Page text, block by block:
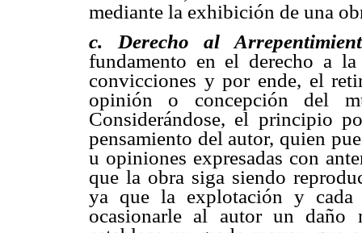
mediante la exhibición de una
c. Derecho al
fundamento en el derecho a
convicciones y por ende, el
opinión o concepción del
Considerándose, el principio
pensamiento del autor, quien
u opiniones expresadas con
que la obra siga siendo
ya que la explotación y
ocasionarle al autor un